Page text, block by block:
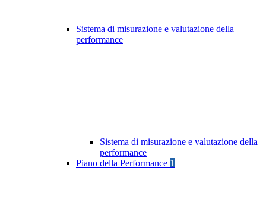
Sistema di misurazione e valutazione della
performance
Sistema di misurazione e valutazione della
performance
Piano della Performance 1